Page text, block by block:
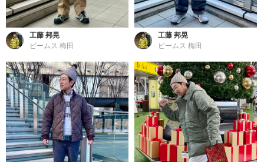
工藤 邦晃
ビームス 梅田
工藤 邦晃
ビームス 梅田